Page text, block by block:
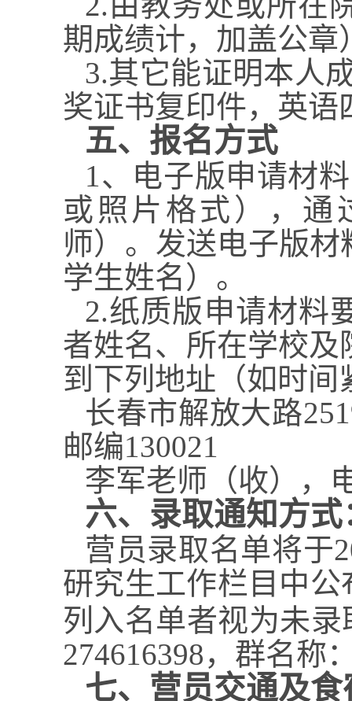
期成绩计，加盖公章
3.其它能证明本人
奖证书复印件，英
五、报名方式
1、电子版申请材
或照片格式），通
师）。发送电子版材
学生姓名） 。
2.纸质版申请材料
者姓名、所在学校及
到下列地址（如时
长春市解放大路
邮编130021
李军老师（收），
六、录取通知方式
营员录取名单将于
研究生工作栏目中
列入名单者视为未
274616398，群名称
七、营员交通及食